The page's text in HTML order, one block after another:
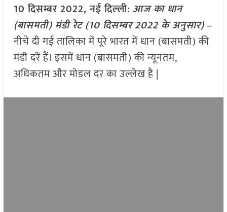
10 दिसम्बर 2022, नई दिल्ली: आज का धान
(बासमती) मंडी रेट (10 दिसम्बर2022 के अनुसार)–
नीचे दी गई तालिका में पूरे भारत में धान (बासमती) की
मंडी दरें हैं। इसमें धान (बासमती) की न्यूनतम,
अधिकतम और मोडल दर का उल्लेख है |